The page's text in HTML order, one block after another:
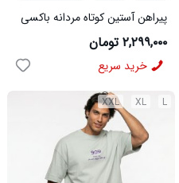
پیراهن آستین کوتاه مردانه باکسی
طرحدار لینن سبز مدل 50971
۲,۲۹۹,۰۰۰ تومان
خرید سریع
L
XL
XXL